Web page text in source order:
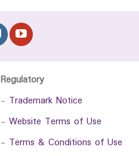
Regulatory
- Trademark Notice
- Website Terms of Use
- Terms & Conditions of Use